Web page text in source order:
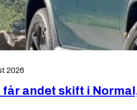
2026
får andet skift i